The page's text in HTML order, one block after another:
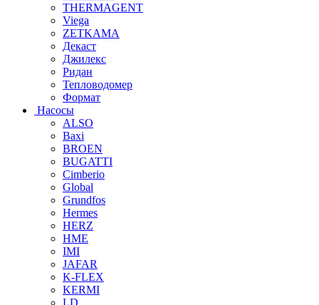
THERMAGENT
Viega
ZETKAMA
Декаст
Джилекс
Ридан
Тепловодомер
Формат
Насосы
ALSO
Baxi
BROEN
BUGATTI
Cimberio
Global
Grundfos
Hermes
HERZ
HME
IMI
JAFAR
K-FLEX
KERMI
LD